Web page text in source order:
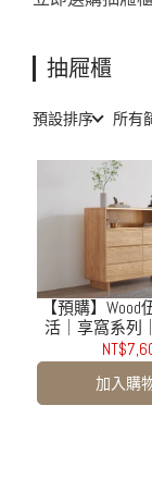
抽屜櫃
預設排序 所有
【預購】
活｜享窩系列
收納
加入購